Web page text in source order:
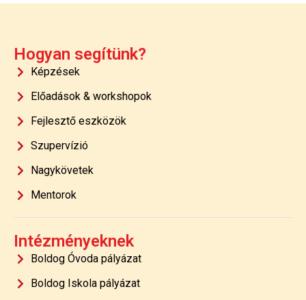
Hogyan segítünk?
Képzések
Előadások & workshopok
Fejlesztő eszközök
Szupervízió
Nagykövetek
Mentorok
Intézményeknek
Boldog Óvoda pályázat
Boldog Iskola pályázat